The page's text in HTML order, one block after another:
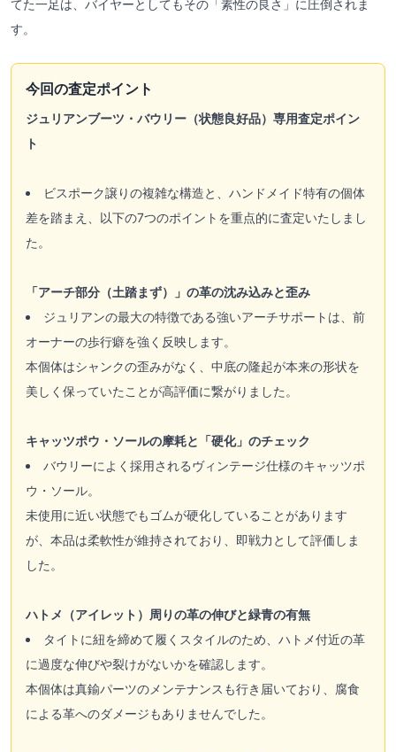
てた一足は、バイヤーとしてもその「素性の良さ」に圧倒されま
す。
今回の査定ポイント
ジュリアンブーツ・バウリー（状態良好品）専用査定ポイン
ト
ビスポーク譲りの複雑な構造と、ハンドメイド特有の個体
差を踏まえ、以下の7つのポイントを重点的に査定いたしまし
た。
「アーチ部分（土踏まず）」の革の沈み込みと歪み
ジュリアンの最大の特徴である強いアーチサポートは、前
オーナーの歩行癖を強く反映します。
本個体はシャンクの歪みがなく、中底の隆起が本来の形状を
美しく保っていたことが高評価に繋がりました。
キャッツポウ・ソールの摩耗と「硬化」のチェック
バウリーによく採用されるヴィンテージ仕様のキャッツポ
ウ・ソール。
未使用に近い状態でもゴムが硬化していることがあります
が、本品は柔軟性が維持されており、即戦力として評価しま
した。
ハトメ（アイレット）周りの革の伸びと緑青の有無
タイトに紐を締めて履くスタイルのため、ハトメ付近の革
に過度な伸びや裂けがないかを確認します。
本個体は真鍮パーツのメンテナンスも行き届いており、腐食
による革へのダメージもありませんでした。